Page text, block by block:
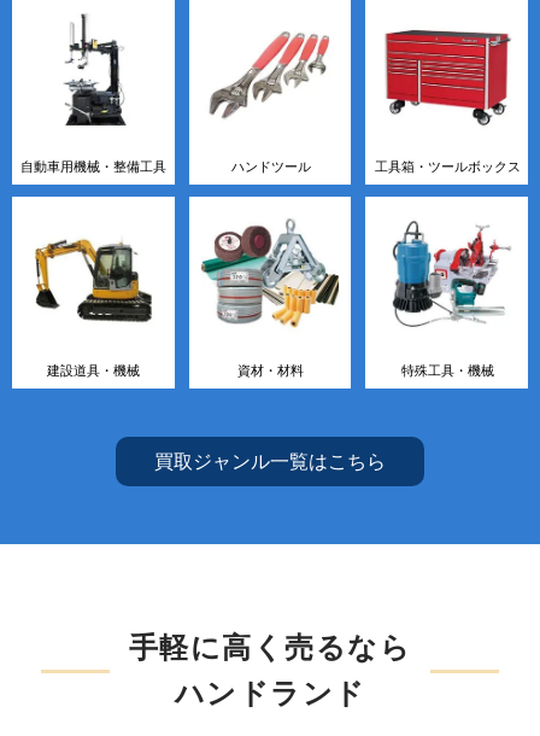
自動車用機械・整備工具 ハンドツール 工具箱・ツールボックス
建設道具・機械 資材・材料 特殊工具・機械
買取ジャンル一覧はこちら
手軽に高く売るなら
ハンドランド